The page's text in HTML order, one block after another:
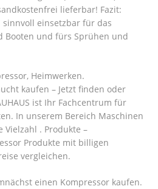
lieferbar! Fazit:
einsetzbar für das
Booten und fürs Sprühen und
Heimwerken.
kaufen – Jetzt finden oder
ist Ihr Fachcentrum für
In unserem Bereich Maschinen
Vielzahl . Produkte –
Produkte mit billigen
vergleichen.
einen Kompressor kaufen.